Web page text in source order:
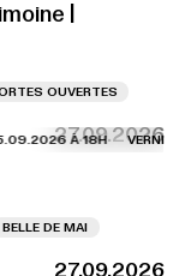
|
OUVERTES
27.09.2026
À 18H VERNISSAGE
BELLE DE MAI
27.09.2026